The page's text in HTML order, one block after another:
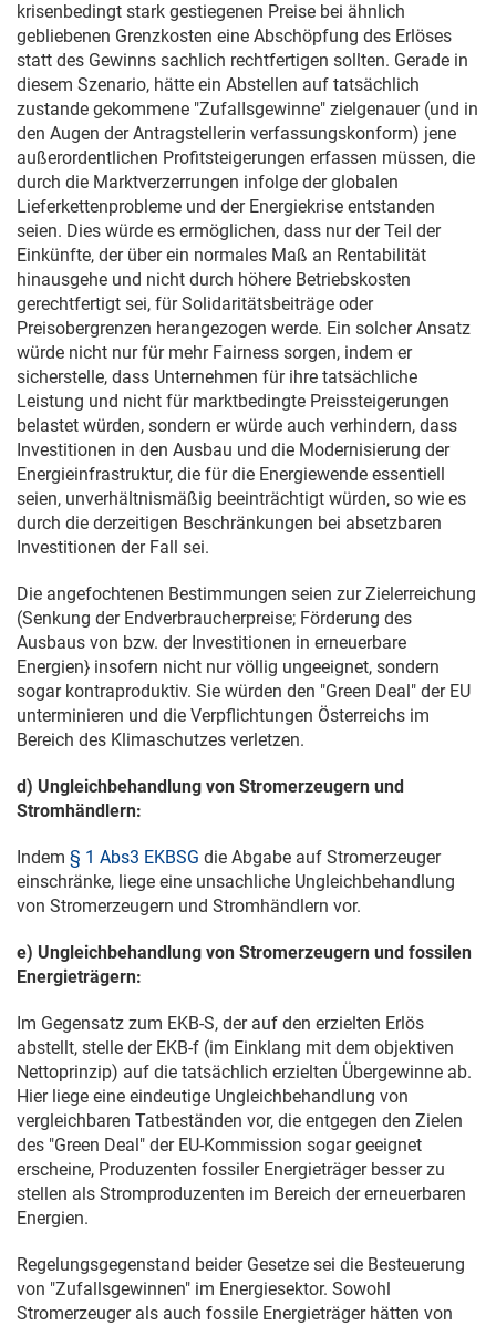
krisenbedingt stark gestiegenen Preise bei ähnlich
gebliebenen Grenzkosten eine Abschöpfung des Erlöses
statt des Gewinns sachlich rechtfertigen sollten. Gerade in
diesem Szenario, hätte ein Abstellen auf tatsächlich
zustande gekommene "ZufalIsgewinne" zielgenauer (und in
den Augen der Antragstellerin verfassungskonform) jene
außerordentlichen Profitsteigerungen erfassen müssen, die
durch die Marktverzerrungen infolge der globalen
Lieferkettenprobleme und der Energiekrise entstanden
seien. Dies würde es ermöglichen, dass nur der Teil der
Einkünfte, der über ein normales Maß an Rentabilität
hinausgehe und nicht durch höhere Betriebskosten
gerechtfertigt sei, für Solidaritätsbeiträge oder
Preisobergrenzen herangezogen werde. Ein solcher Ansatz
würde nicht nur für mehr Fairness sorgen, indem er
sicherstelle, dass Unternehmen für ihre tatsächliche
Leistung und nicht für marktbedingte Preissteigerungen
belastet würden, sondern er würde auch verhindern, dass
Investitionen in den Ausbau und die Modernisierung der
Energieinfrastruktur, die für die Energiewende essentiell
seien, unverhältnismäßig beeinträchtigt würden, so wie es
durch die derzeitigen Beschränkungen bei absetzbaren
Investitionen der Fall sei.
Die angefochtenen Bestimmungen seien zur Zielerreichung
(Senkung der Endverbraucherpreise; Förderung des
Ausbaus von bzw. der Investitionen in erneuerbare
Energien} insofern nicht nur völlig ungeeignet, sondern
sogar kontraproduktiv. Sie würden den "Green Deal" der EU
unterminieren und die Verpflichtungen Österreichs im
Bereich des Klimaschutzes verletzen.
d) Ungleichbehandlung von Stromerzeugern und
Stromhändlern:
Indem § 1 Abs3 EKBSG die Abgabe auf Stromerzeuger
einschränke, liege eine unsachliche Ungleichbehandlung
von Stromerzeugern und Stromhändlern vor.
e) Ungleichbehandlung von Stromerzeugern und fossilen
Energieträgern:
Im Gegensatz zum EKB-S, der auf den erzielten Erlös
abstellt, stelle der EKB-f (im Einklang mit dem objektiven
Nettoprinzip) auf die tatsächlich erzielten Übergewinne ab.
Hier liege eine eindeutige Ungleichbehandlung von
vergleichbaren Tatbeständen vor, die entgegen den Zielen
des "Green Deal" der EU-Kommission sogar geeignet
erscheine, Produzenten fossiler Energieträger besser zu
stellen als Stromproduzenten im Bereich der erneuerbaren
Energien.
Regelungsgegenstand beider Gesetze sei die Besteuerung
von "Zufallsgewinnen" im Energiesektor. Sowohl
Stromerzeuger als auch fossile Energieträger hätten von